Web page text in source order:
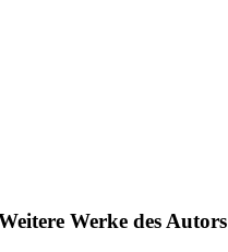
Werke des Autors